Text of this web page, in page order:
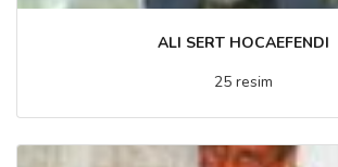
ALI SERT HOCAEFENDI
25 resim